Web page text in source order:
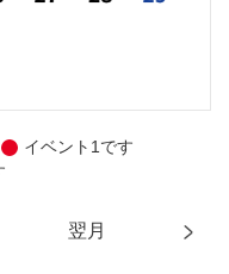
翌月
イベント1です